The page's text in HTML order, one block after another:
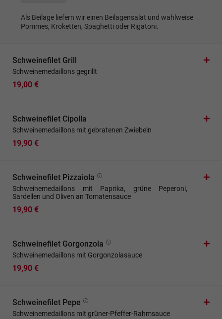
Als Beilage liefern wir einen Beilagensalat und wahlweise
Pommes, Kroketten, Spaghetti oder Rigatoni.
Schweinefilet Grill
Schweinemedaillons gegrillt
19,00 €
Schweinefilet Cipolla
Schweinemedaillons mit gebratenen Zwiebeln
19,90 €
Schweinefilet Pizzaiola
Schweinemedaillons mit Paprika, grüne Peperoni,
Sardellen und Oliven an Tomatensauce
19,90 €
Schweinefilet Gorgonzola
Schweinemedaillons mit Gorgonzolasauce
19,90 €
Schweinefilet Pepe
Schweinemedaillons mit grüner-Pfeffer-Rahmsauce